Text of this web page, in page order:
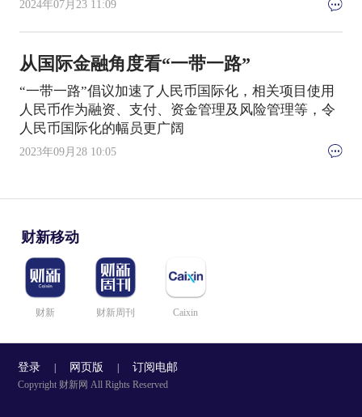
2024年07月23 11:09
从国际金融角度看“一带一路”
“一带一路”倡议加速了人民币国际化，相关项目使用
人民币作为融资、支付、资金管理及风险管理等，令
人民币国际化的幅员更广阔
2023年09月28 10:05
财新移动
财新 财新周刊 Caixin
登录 | 网页版 | 订阅电邮
Copyright 财新网 All Rights Reserved